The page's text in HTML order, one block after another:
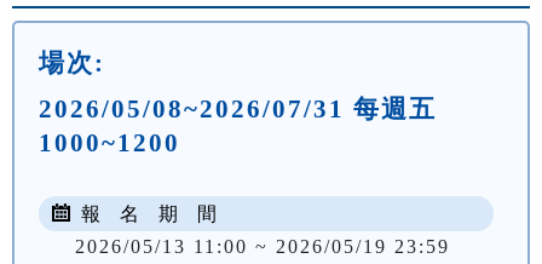
場次:
2026/05/08~2026/07/31 每週五
1000~1200
報 名 期 間
2026/05/13 11:00 ~ 2026/05/19 23:59